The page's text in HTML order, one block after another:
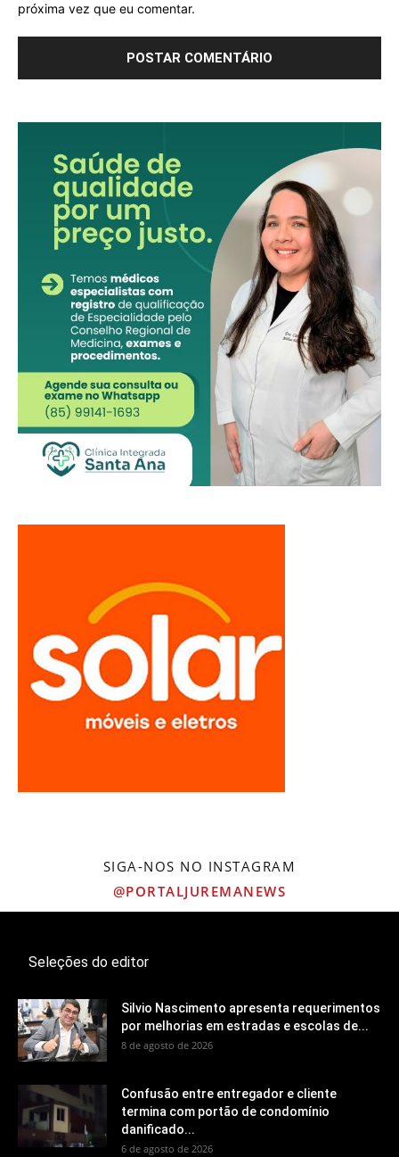
próxima vez que eu comentar.
SIGA-NOS NO INSTAGRAM
@PORTALJUREMANEWS
Seleções do editor
Silvio Nascimento apresenta requerimentos
por melhorias em estradas e escolas de...
8 de agosto de 2026
Confusão entre entregador e cliente
termina com portão de condomínio
danificado...
6 de agosto de 2026